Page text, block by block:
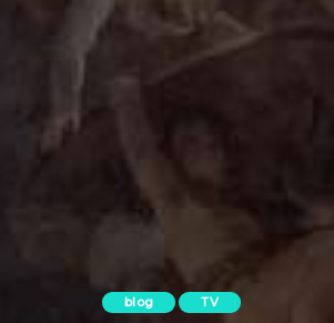
blog TV